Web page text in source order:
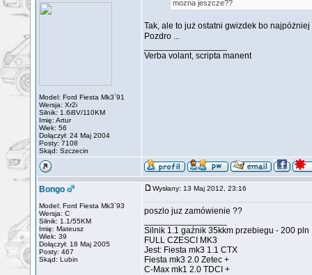
Model: Ford Fiesta Mk3`91
Wersja: Xr2i
Silnik: 1.6i8V/110KM
Imię: Artur
Wiek: 56
Dołączył: 24 Maj 2004
Posty: 7108
Skąd: Szczecin
mozna jeszcze??
Tak, ale to już ostatni gwizdek bo
Pozdro ...
Verba volant, scripta manent
Bongo
Model: Ford Fiesta Mk3`93
Wersja: C
Silnik: 1.1/55KM
Imię: Mateusz
Wiek: 39
Dołączył: 18 Maj 2005
Posty: 467
Skąd: Lubin
Wysłany: 13 Maj 2012, 23:16
poszlo juz zamówienie ??
Silnik 1.1 gaźnik 35kkm przebiegu - 200 pln
FULL CZESCI MK3
Jest: Fiesta mk3 1.1 CTX
Fiesta mk3 2.0 Zetec +
C-Max mk1 2.0 TDCI +